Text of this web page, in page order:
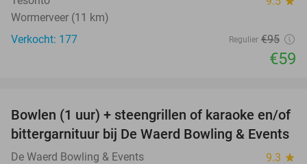
Wormerveer (11 km)
Verkocht: 177
Regulier €95
€59
46%
Bowlen (1 uur) + steengrillen of karaoke en/of
bittergarnituur bij De Waerd Bowling & Events
De Waerd Bowling & Events 9.3 star